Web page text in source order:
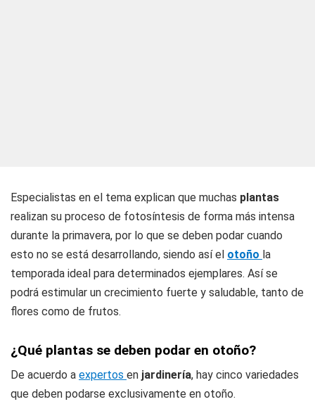
Especialistas en el tema explican que muchas plantas
realizan su proceso de fotosíntesis de forma más intensa
durante la primavera, por lo que se deben podar cuando
esto no se está desarrollando, siendo así el otoño la
temporada ideal para determinados ejemplares. Así se
podrá estimular un crecimiento fuerte y saludable, tanto de
flores como de frutos.
¿Qué plantas se deben podar en otoño?
De acuerdo a expertos en jardinería, hay cinco variedades
que deben podarse exclusivamente en otoño.